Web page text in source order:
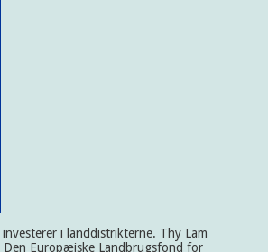
i landdistrikterne. Thy Lam
Europæiske Landbrugsfond for